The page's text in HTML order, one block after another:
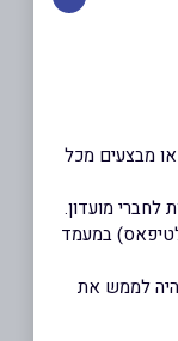
מבצעים מכל
לחברי מועדון.
במעמד
לממש את